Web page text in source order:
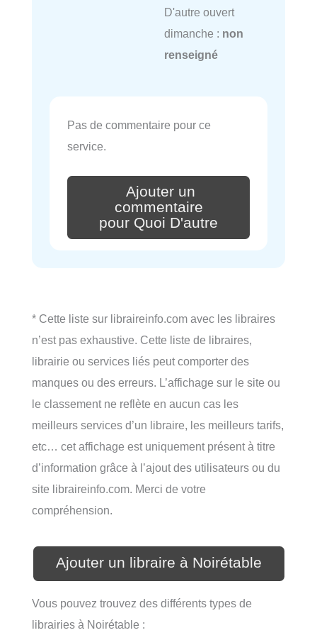
D'autre ouvert
dimanche : non
renseigné
Pas de commentaire pour ce
service.
Ajouter un
commentaire
pour Quoi D'autre
* Cette liste sur libraireinfo.com avec les libraires
n’est pas exhaustive. Cette liste de libraires,
librairie ou services liés peut comporter des
manques ou des erreurs. L’affichage sur le site ou
le classement ne reflète en aucun cas les
meilleurs services d’un libraire, les meilleurs tarifs,
etc… cet affichage est uniquement présent à titre
d’information grâce à l’ajout des utilisateurs ou du
site libraireinfo.com. Merci de votre
compréhension.
Ajouter un libraire à Noirétable
Vous pouvez trouvez des différents types de
librairies à Noirétable :